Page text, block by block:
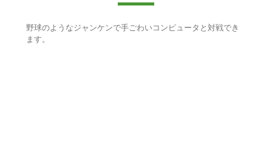
野球のようなジャンケンで手ごわいコンピュータと対戦でき
ます。